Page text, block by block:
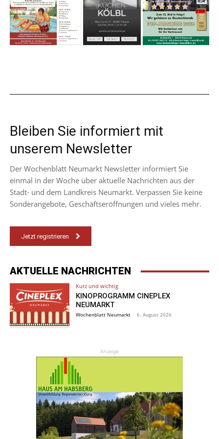
Bleiben Sie informiert mit
unserem Newsletter
Der Wochenblatt Neumarkt Newsletter informiert Sie
einmal in der Woche über aktuelle Nachrichten aus der
Stadt- und dem Landkreis Neumarkt. Verpassen Sie keine
Sonderangebote, Geschäftseröffnungen und vieles mehr.
Jetzt registrieren
AKTUELLE NACHRICHTEN
Kurz und wichtig
KINOPROGRAMM CINEPLEX
NEUMARKT
Wochenblatt Neumarkt - 6. August 2026
Anzeige